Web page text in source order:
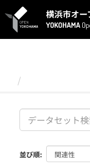
キ
並び順